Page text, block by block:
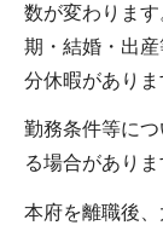
数が変わりま
期・結婚・出
分休暇がありま
勤務条件等に
る場合がありま
本府を離職後